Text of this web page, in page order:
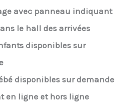
avec panneau indiquant
le hall des arrivées
disponibles sur
disponibles sur demande
en ligne et hors ligne